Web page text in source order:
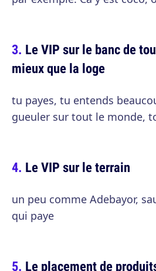
Le VIP sur le banc de
mieux que la loge
tu payes, tu entends
gueuler sur tout le monde,
Le VIP sur le terrain
un peu comme Adebayor,
qui paye
Le placement de